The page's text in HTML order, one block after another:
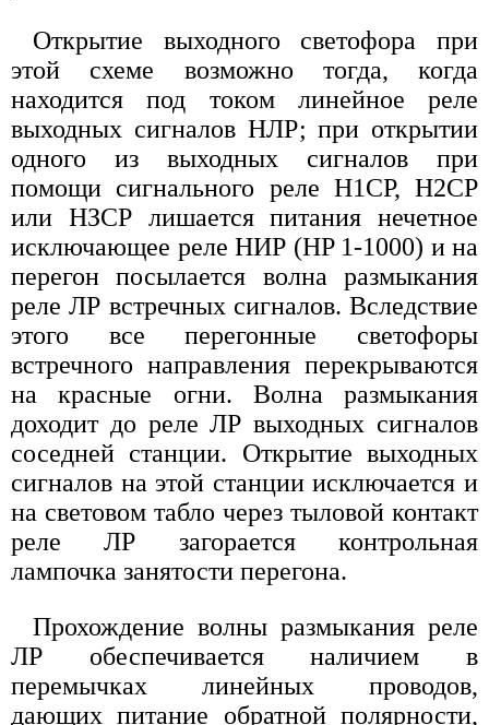
Открытие выходного светофора при
этой схеме возможно тогда, когда
находится под током линейное реле
выходных сигналов НЛР; при открытии
одного из выходных сигналов при
помощи сигнального реле Н1СР, Н2СР
или НЗСР лишается питания нечетное
исключающее реле НИР (HP 1-1000) и на
перегон посылается волна размыкания
реле ЛР встречных сигналов. Вследствие
этого все перегонные светофоры
встречного направления перекрываются
на красные огни. Волна размыкания
доходит до реле ЛР выходных сигналов
соседней станции. Открытие выходных
сигналов на этой станции исключается и
на световом табло через тыловой контакт
реле ЛР загорается контрольная
лампочка занятости перегона.
Прохождение волны размыкания реле
ЛР обеспечивается наличием в
перемычках линейных проводов,
дающих питание обратной полярности,